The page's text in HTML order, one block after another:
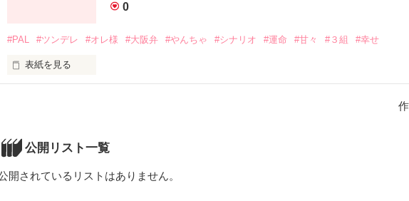
0
#PAL #ツンデレ #オレ様 #大阪弁 #やんちゃ #シナリオ #運命 #甘々 #３組 #幸せ
表紙を見る
①桐瀬 大雅×神流 美風
公開リスト一覧
開されているリストはありません。